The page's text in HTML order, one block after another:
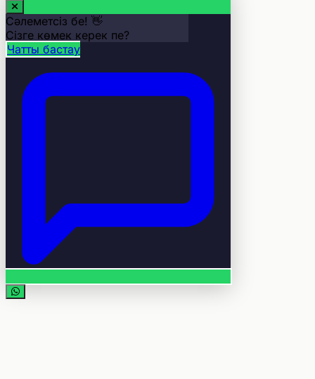
Сәлеметсіз бе! 👋
Сізге көмек керек пе?
Чатты бастау